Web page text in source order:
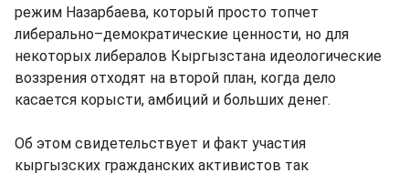
режим Назарбаева, который просто топчет
либерально–демократические ценности, но для
некоторых либералов Кыргызстана идеологические
воззрения отходят на второй план, когда дело
касается корысти, амбиций и больших денег.
Об этом свидетельствует и факт участия
кыргызских гражданских активистов так